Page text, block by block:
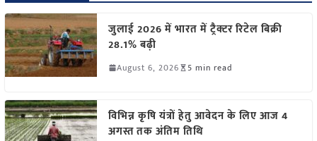
जुलाई 2026 में भारत में ट्रैक्टर रिटेल बिक्री
28.1% बढ़ी
August 6, 2026 5 min read
विभिन्न कृषि यंत्रों हेतु आवेदन के लिए आज 4
अगस्त तक अंतिम तिथि